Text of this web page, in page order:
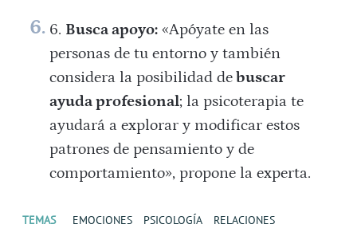
Busca apoyo:«Apóyate en las
personas de tu entorno y también
considera la posibilidad debuscar
ayuda profesional; la psicoterapia te
ayudará a explorar y modificar estos
patrones de pensamiento y de
comportamiento», propone la experta.
TEMAS EMOCIONES PSICOLOGÍA RELACIONES